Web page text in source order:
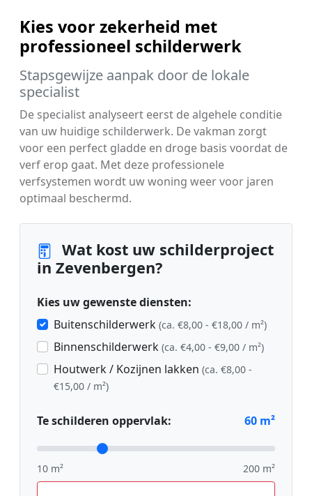
Kies voor zekerheid met
professioneel schilderwerk
Stapsgewijze aanpak door de lokale
specialist
De specialist analyseert eerst de algehele conditie
van uw huidige schilderwerk. De vakman zorgt
voor een perfect gladde en droge basis voordat de
verf erop gaat. Met deze professionele
verfsystemen wordt uw woning weer voor jaren
optimaal beschermd.
Wat kost uw schilderproject
in Zevenbergen?
Kies uw gewenste diensten:
Buitenschilderwerk (ca. €8,00 - €18,00 / m²)
Binnenschilderwerk (ca. €4,00 - €9,00 / m²)
Houtwerk / Kozijnen lakken (ca. €8,00 -
€15,00 / m²)
Te schilderen oppervlak: 60 m²
10 m² 200 m²